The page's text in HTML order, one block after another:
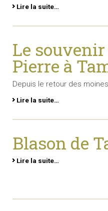
Lire la suite…
Le
Pierre à
Depuis le retour des
Lire la suite…
Blason de
Lire la suite…